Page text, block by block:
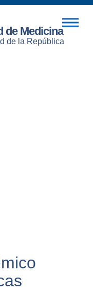
de Medicina
de la República